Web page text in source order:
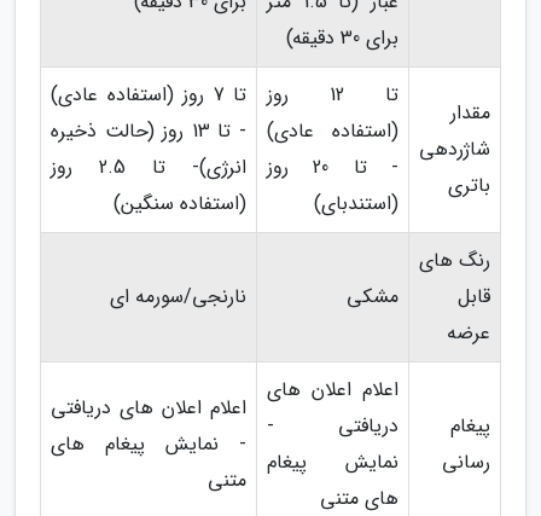
برای 30 دقیقه)
مقدار
شاژردهی
باتری
تا 12 روز
(استفاده عادی)
- تا 20 روز
(استندبای)
تا 7 روز (استفاده عادی)
- تا 13 روز (حالت ذخیره
انرژی)- تا 2.5 روز
(استفاده سنگین)
رنگ های
قابل
عرضه
مشکی نارنجی/سورمه ای
پیغام
رسانی
اعلام اعلان های
دریافتی -
نمایش پیغام
های متنی
اعلام اعلان های دریافتی
- نمایش پیغام های
متنی